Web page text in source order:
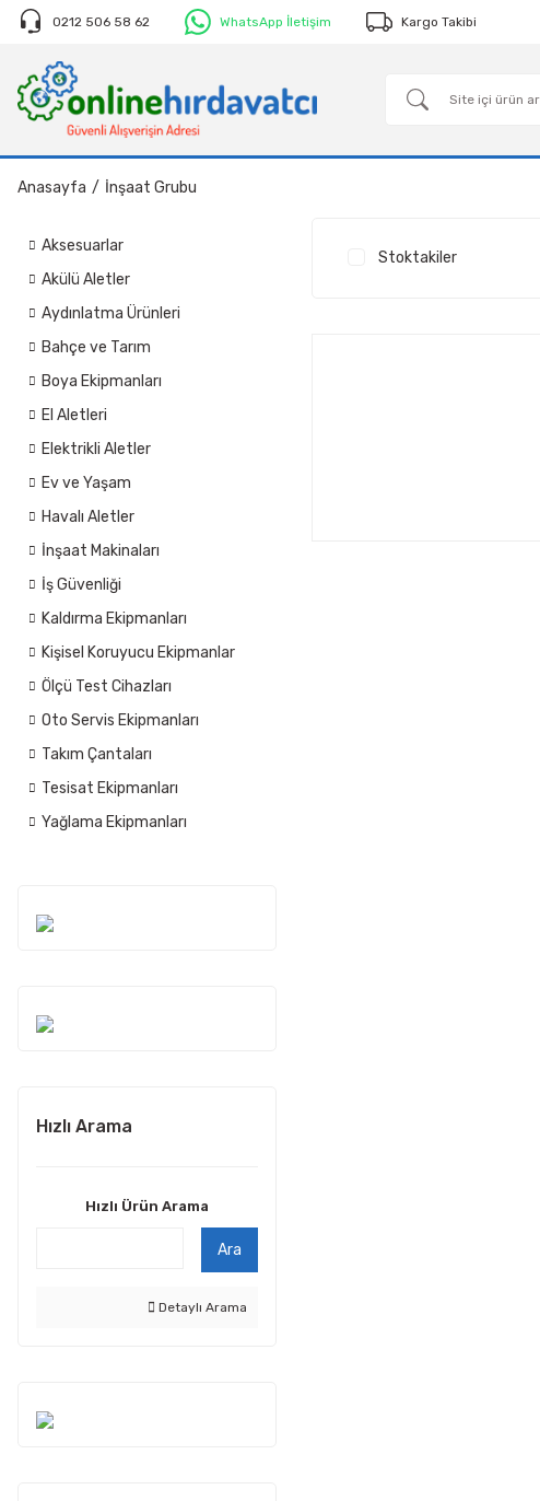
0212 506 58 62 WhatsApp İletişim Kargo Takibi
Anasayfa İnşaat Grubu
Aksesuarlar
Akülü Aletler
Aydınlatma Ürünleri
Bahçe ve Tarım
Boya Ekipmanları
El Aletleri
Elektrikli Aletler
Ev ve Yaşam
Havalı Aletler
İnşaat Makinaları
İş Güvenliği
Kaldırma Ekipmanları
Kişisel Koruyucu Ekipmanlar
Ölçü Test Cihazları
Oto Servis Ekipmanları
Takım Çantaları
Tesisat Ekipmanları
Yağlama Ekipmanları
Hızlı Arama
Hızlı Ürün Arama
Ara
Detaylı Arama
Stoktakiler